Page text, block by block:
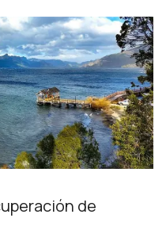
de